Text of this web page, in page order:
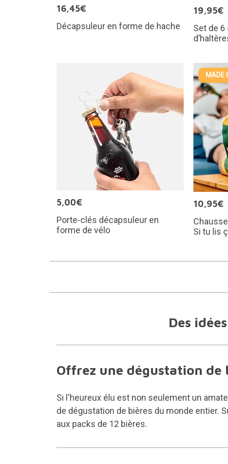
16,45€
Décapsuleur en forme de hache
19,95€
Set de
5,00€
Porte-clés décapsuleur en
forme de vélo
MADE
10,95€
Si tu lis
Des
Offrez une dégustation de
Si l'heureux élu est non seulement un
de dégustation de bières du monde entier.
aux packs de 12 bières.